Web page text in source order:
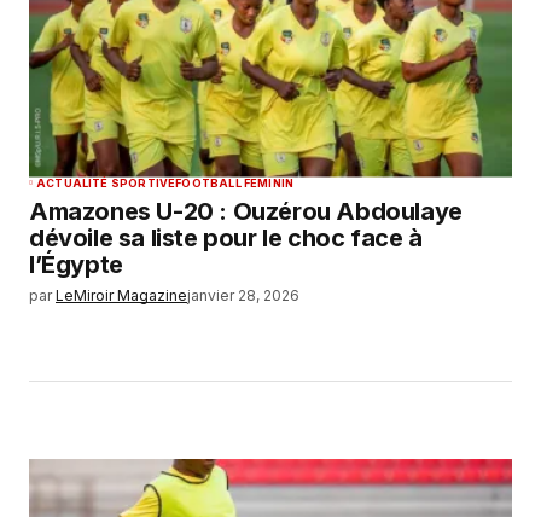
ACTUALITÉ SPORTIVEFOOTBALL FEMININ
Amazones U-20 : Ouzérou Abdoulaye
dévoile sa liste pour le choc face à
l’Égypte
par LeMiroir Magazinejanvier 28, 2026